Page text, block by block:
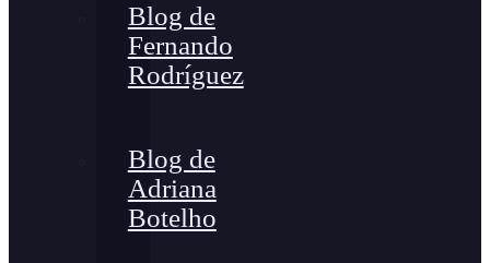
Blog de
Fernando
Rodríguez
Blog de
Adriana
Botelho